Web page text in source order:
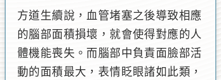
方道生續說，血管堵塞之後導致相應
的腦部面積損壞，就會使得對應的人
體機能喪失。而腦部中負責面臉部活
動的面積最大，表情眨眼諸如此類，